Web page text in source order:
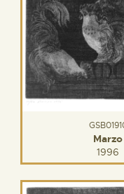
Marzo
1996